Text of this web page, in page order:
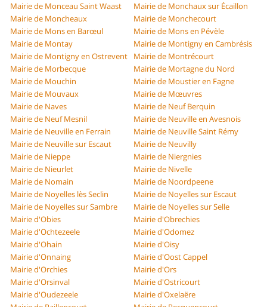
Mairie de Monceau Saint Waast
Mairie de Monchaux sur Écaillon
Mairie de Moncheaux
Mairie de Monchecourt
Mairie de Mons en Barœul
Mairie de Mons en Pévèle
Mairie de Montay
Mairie de Montigny en Cambrésis
Mairie de Montigny en Ostrevent
Mairie de Montrécourt
Mairie de Morbecque
Mairie de Mortagne du Nord
Mairie de Mouchin
Mairie de Moustier en Fagne
Mairie de Mouvaux
Mairie de Mœuvres
Mairie de Naves
Mairie de Neuf Berquin
Mairie de Neuf Mesnil
Mairie de Neuville en Avesnois
Mairie de Neuville en Ferrain
Mairie de Neuville Saint Rémy
Mairie de Neuville sur Escaut
Mairie de Neuvilly
Mairie de Nieppe
Mairie de Niergnies
Mairie de Nieurlet
Mairie de Nivelle
Mairie de Nomain
Mairie de Noordpeene
Mairie de Noyelles lès Seclin
Mairie de Noyelles sur Escaut
Mairie de Noyelles sur Sambre
Mairie de Noyelles sur Selle
Mairie d'Obies
Mairie d'Obrechies
Mairie d'Ochtezeele
Mairie d'Odomez
Mairie d'Ohain
Mairie d'Oisy
Mairie d'Onnaing
Mairie d'Oost Cappel
Mairie d'Orchies
Mairie d'Ors
Mairie d'Orsinval
Mairie d'Ostricourt
Mairie d'Oudezeele
Mairie d'Oxelaëre